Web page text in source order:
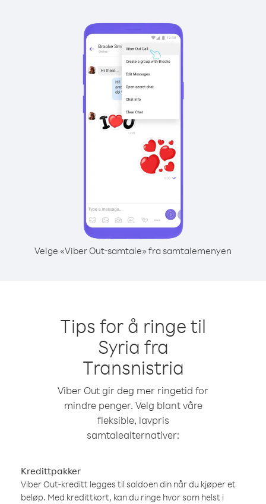
Velge «Viber Out-samtale» fra samtalemenyen
Tips for å ringe til
Syria fra
Transnistria
Viber Out gir deg mer ringetid for
mindre penger. Velg blant våre
fleksible, lavpris
samtalealternativer:
Kredittpakker
Viber Out-kreditt legges til saldoen din når du kjøper et
beløp. Med kredittkort, kan du ringe hvor som helst i